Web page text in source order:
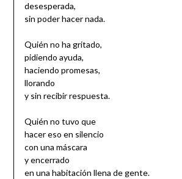
desesperada,
sin poder hacer nada.
Quién no ha gritado,
pidiendo ayuda,
haciendo promesas,
llorando
y sin recibir respuesta.
Quién no tuvo que
hacer eso en silencio
con una máscara
y encerrado
en una habitación llena de gente.